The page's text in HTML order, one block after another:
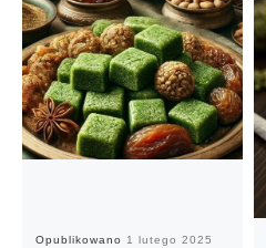
Opublikowano 1 lutego 2025